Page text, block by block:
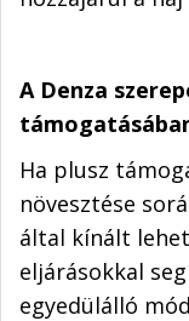
A Denza
Ha plusz
növesztése
által kínált
eljárásokkal
egyedülálló